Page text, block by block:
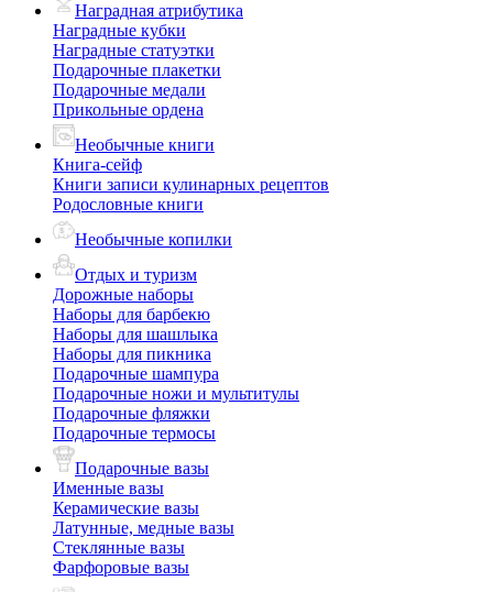
Наградная атрибутика
Наградные кубки
Наградные статуэтки
Подарочные плакетки
Подарочные медали
Прикольные ордена
Необычные книги
Книга-сейф
Книги записи кулинарных рецептов
Родословные книги
Необычные копилки
Отдых и туризм
Дорожные наборы
Наборы для барбекю
Наборы для шашлыка
Наборы для пикника
Подарочные шампура
Подарочные ножи и мультитулы
Подарочные фляжки
Подарочные термосы
Подарочные вазы
Именные вазы
Керамические вазы
Латунные, медные вазы
Стеклянные вазы
Фарфоровые вазы